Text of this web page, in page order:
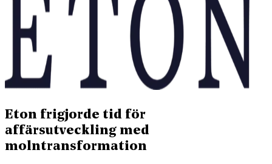
Eton frigjorde tid för
affärsutveckling med
molntransformation